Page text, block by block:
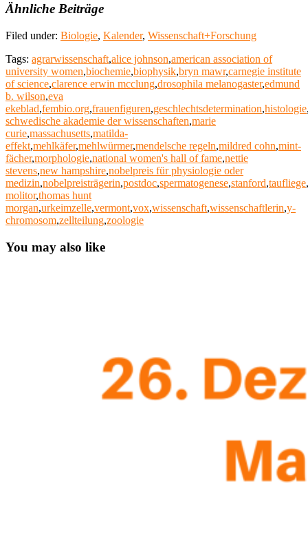
Ähnliche Beiträge
Filed under: Biologie, Kalender, Wissenschaft+Forschung
Tags: agrarwissenschaft,alice johnson,american association of
university women,biochemie,biophysik,bryn mawr,carnegie institute
of science,clarence erwin mcclung,drosophila melanogaster,edmund
b. wilson,eva
ekeblad,fembio.org,frauenfiguren,geschlechtsdetermination,histologie
schwedische akademie der wissenschaften,marie
curie,massachusetts,matilda-
effekt,mehlkäfer,mehlwürmer,mendelsche regeln,mildred cohn,mint-
fächer,morphologie,national women's hall of fame,nettie
stevens,new hampshire,nobelpreis für physiologie oder
medizin,nobelpreisträgerin,postdoc,spermatogenese,stanford,taufliege,
molitor,thomas hunt
morgan,urkeimzelle,vermont,vox,wissenschaft,wissenschaftlerin,y-
chromosom,zellteilung,zoologie
You may also like